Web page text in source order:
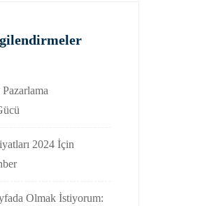
2024 İçin
Olmak İstiyorum: